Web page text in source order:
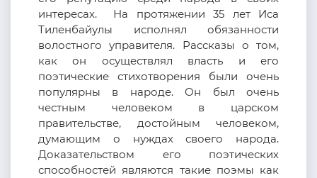
интересах. На протяжении 35 лет Иса
Тиленбайулы исполнял обязанности
волостного управителя. Рассказы о том,
как он осуществлял власть и его
поэтические стихотворения были очень
популярны в народе. Он был очень
честным человеком в царском
правительстве, достойным человеком,
думающим о нуждах своего народа.
Доказательством его поэтических
способностей являются такие поэмы как